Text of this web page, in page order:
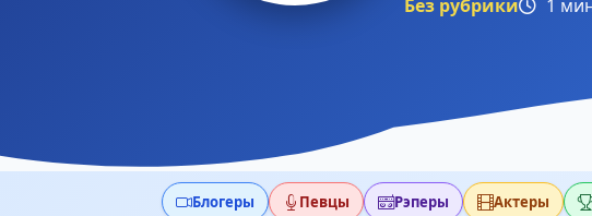
Без рубрики 1
Блогеры Певцы Рэперы Актеры